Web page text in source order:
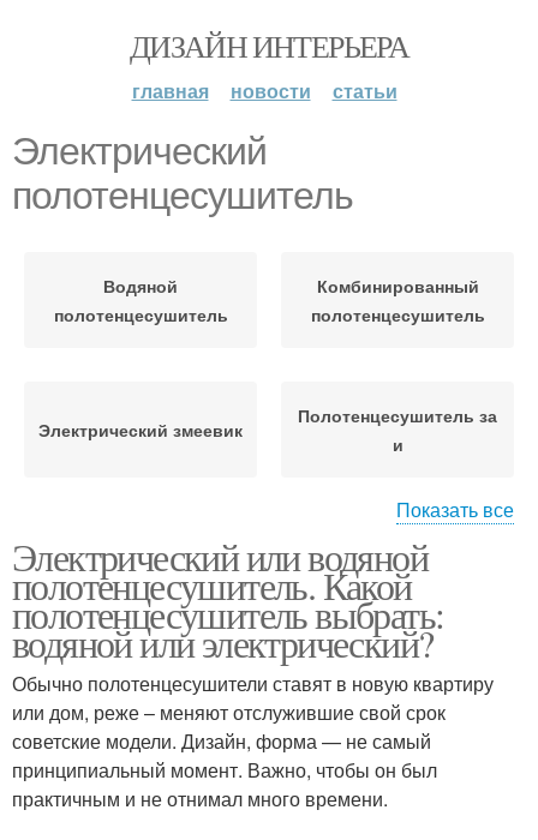
ДИЗАЙН ИНТЕРЬЕРА
главная новости статьи
Электрический
полотенцесушитель
Водяной
полотенцесушитель
Комбинированный
полотенцесушитель
Электрический змеевик
Полотенцесушитель за
и
полотенцесушители
Показать все
Электрический или водяной
полотенцесушитель. Какой
полотенцесушитель выбрать:
водяной или электрический?
Обычно полотенцесушители ставят в новую квартиру
или дом, реже – меняют отслужившие свой срок
советские модели. Дизайн, форма — не самый
принципиальный момент. Важно, чтобы он был
практичным и не отнимал много времени.